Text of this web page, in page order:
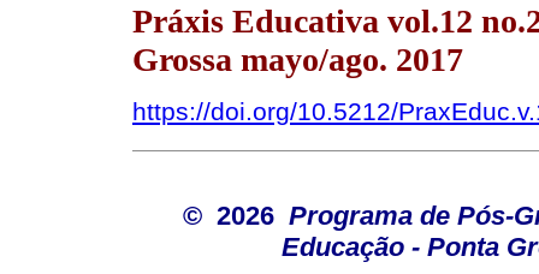
Práxis Educativa vol.12
Grossa mayo/ago. 2017
https://doi.org/10.5212/
© 2026 Programa de Pós-
Educação - Ponta